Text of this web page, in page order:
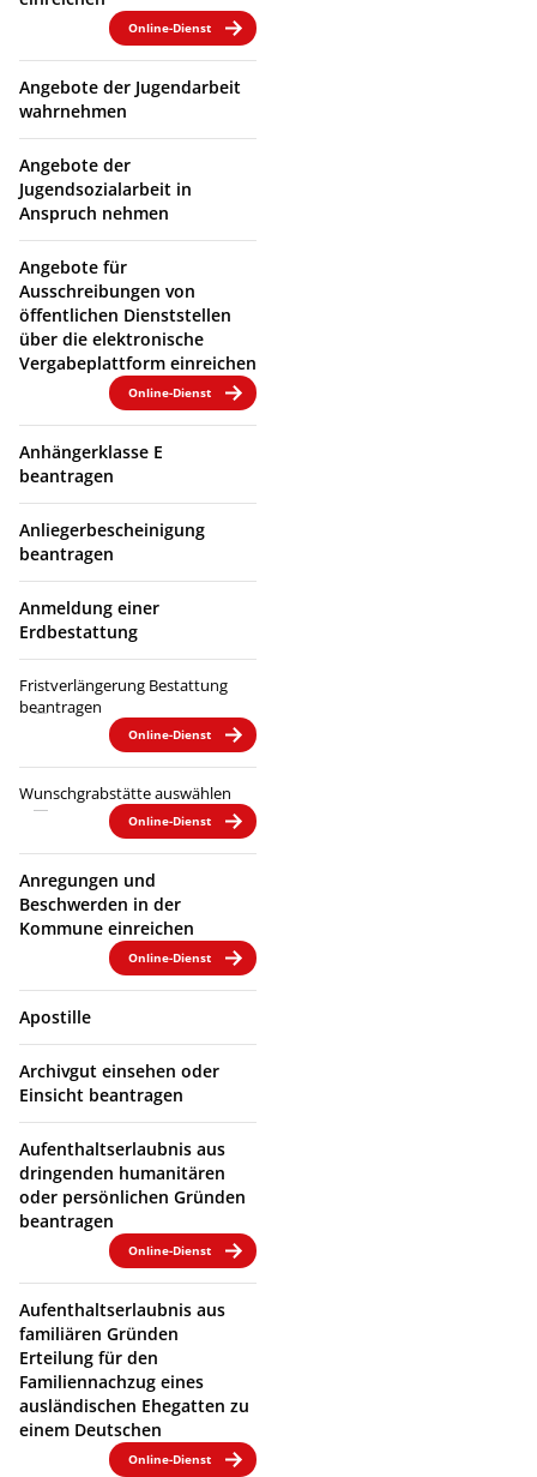
Online-Dienst
Angebote der Jugendarbeit
wahrnehmen
Angebote der
Jugendsozialarbeit in
Anspruch nehmen
Angebote für
Ausschreibungen von
öffentlichen Dienststellen
über die elektronische
Vergabeplattform einreichen
Online-Dienst
Anhängerklasse E
beantragen
Anliegerbescheinigung
beantragen
Anmeldung einer
Erdbestattung
Fristverlängerung Bestattung
beantragen
Online-Dienst
Wunschgrabstätte auswählen
Online-Dienst
Anregungen und
Beschwerden in der
Kommune einreichen
Online-Dienst
Apostille
Archivgut einsehen oder
Einsicht beantragen
Aufenthaltserlaubnis aus
dringenden humanitären
oder persönlichen Gründen
beantragen
Online-Dienst
Aufenthaltserlaubnis aus
familiären Gründen
Erteilung für den
Familiennachzug eines
ausländischen Ehegatten zu
einem Deutschen
Online-Dienst